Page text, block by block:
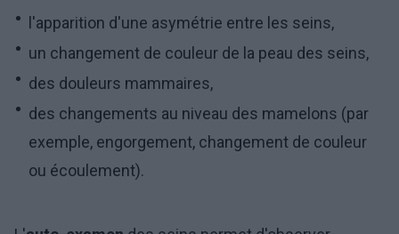
l'apparition d'une asymétrie entre les seins,
un changement de couleur de la peau des seins,
des douleurs mammaires,
des changements au niveau des mamelons (par
exemple, engorgement, changement de couleur
ou écoulement).